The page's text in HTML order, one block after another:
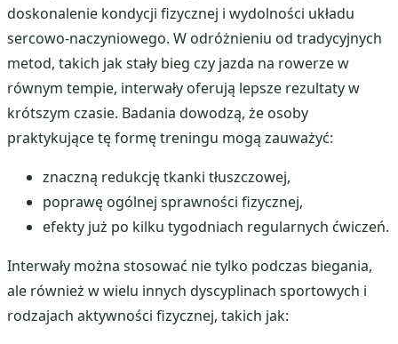
doskonalenie kondycji fizycznej i wydolności układu
sercowo-naczyniowego. W odróżnieniu od tradycyjnych
metod, takich jak stały bieg czy jazda na rowerze w
równym tempie, interwały oferują lepsze rezultaty w
krótszym czasie. Badania dowodzą, że osoby
praktykujące tę formę treningu mogą zauważyć:
znaczną redukcję tkanki tłuszczowej,
poprawę ogólnej sprawności fizycznej,
efekty już po kilku tygodniach regularnych ćwiczeń.
Interwały można stosować nie tylko podczas biegania,
ale również w wielu innych dyscyplinach sportowych i
rodzajach aktywności fizycznej, takich jak: